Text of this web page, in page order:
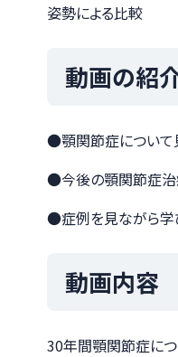
姿勢による比較
動画の紹
●顎関節症について
●今後の顎関節症治
●症例を見ながら学
動画内容
30年間顎関節症につ